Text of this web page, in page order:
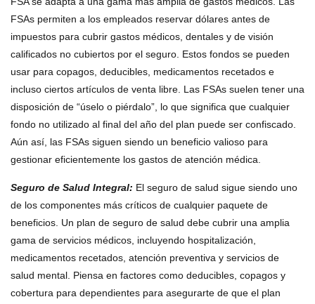
FSAs permiten a los empleados reservar dólares antes de
impuestos para cubrir gastos médicos, dentales y de visión
calificados no cubiertos por el seguro. Estos fondos se pueden
usar para copagos, deducibles, medicamentos recetados e
incluso ciertos artículos de venta libre. Las FSAs suelen tener una
disposición de “úselo o piérdalo”, lo que significa que cualquier
fondo no utilizado al final del año del plan puede ser confiscado.
Aún así, las FSAs siguen siendo un beneficio valioso para
gestionar eficientemente los gastos de atención médica.
Seguro de Salud Integral: El seguro de salud sigue siendo uno
de los componentes más críticos de cualquier paquete de
beneficios. Un plan de seguro de salud debe cubrir una amplia
gama de servicios médicos, incluyendo hospitalización,
medicamentos recetados, atención preventiva y servicios de
salud mental. Piensa en factores como deducibles, copagos y
cobertura para dependientes para asegurarte de que el plan